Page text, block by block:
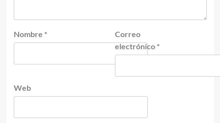
Nombre *
Correo
electrónico *
Web